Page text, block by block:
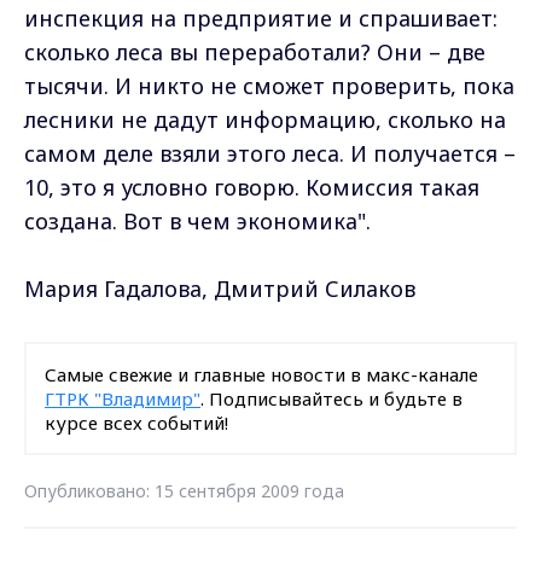
инспекция на предприятие и спрашивает:
сколько леса вы переработали? Они – две
тысячи. И никто не сможет проверить, пока
лесники не дадут информацию, сколько на
самом деле взяли этого леса. И получается –
10, это я условно говорю. Комиссия такая
создана. Вот в чем экономика".
Мария Гадалова, Дмитрий Силаков
Самые свежие и главные новости в макс-канале
ГТРК "Владимир". Подписывайтесь и будьте в
курсе всех событий!
Опубликовано: 15 сентября 2009 года